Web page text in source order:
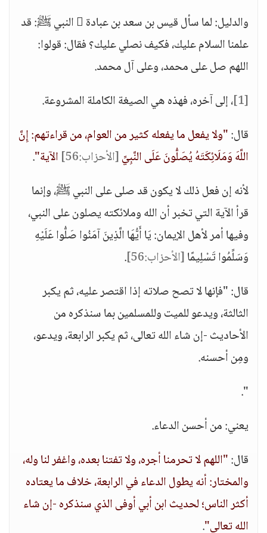
والدليل: لما سأل قيس بن سعد بن عبادة  النبي ﷺ: قد
علمنا السلام عليك، فكيف نصلي عليك؟ فقال: قولوا:
اللهم صل على محمد، وعلى آل محمد.
[1] ، إلى آخره، فهذه هي الصيغة الكاملة المشروعة.
قال:"ولا يفعل ما يفعله كثير من العوام، من قراءتهم: إِنَّ
اللَّهَ وَمَلَائِكَتَهُ يُصَلُّونَ عَلَى النَّبِيِّ[الأحزاب:56] الآية".
لأنه إن فعل ذلك لا يكون قد صلى على النبي ﷺ، وإنما
قرأ الآية التي تخبر أن الله وملائكته يصلون على النبي،
وفيها أمر لأهل الإيمان: يَا أَيُّهَا الَّذِينَ آمَنُوا صَلُّوا عَلَيْهِ
وَسَلِّمُوا تَسْلِيمًا[الأحزاب:56]
.
قال: "فإنها لا تصح صلاته إذا اقتصر عليه، ثم يكبر
الثالثة، ويدعو للميت وللمسلمين بما سنذكره من
الأحاديث -إن شاء الله تعالى، ثم يكبر الرابعة، ويدعو،
ومِن أحسنه.
".
يعني: من أحسن الدعاء.
قال:"اللهم لا تحرمنا أجره، ولا تفتنا بعده، واغفر لنا وله،
والمختار: أنه يطول الدعاء في الرابعة، خلاف ما يعتاده
أكثر الناس؛ لحديث ابن أبي أوفى الذي سنذكره -إن شاء
الله تعالى".